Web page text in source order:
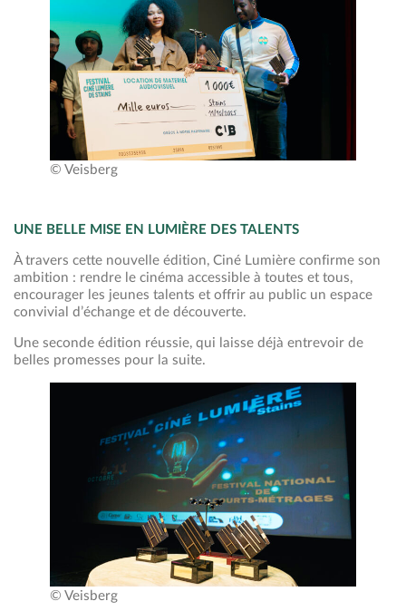
© Veisberg
UNE BELLE MISE EN LUMIÈRE DES TALENTS
À travers cette nouvelle édition, Ciné Lumière confirme son
ambition : rendre le cinéma accessible à toutes et tous,
encourager les jeunes talents et offrir au public un espace
convivial d’échange et de découverte.
Une seconde édition réussie, qui laisse déjà entrevoir de
belles promesses pour la suite.
© Veisberg